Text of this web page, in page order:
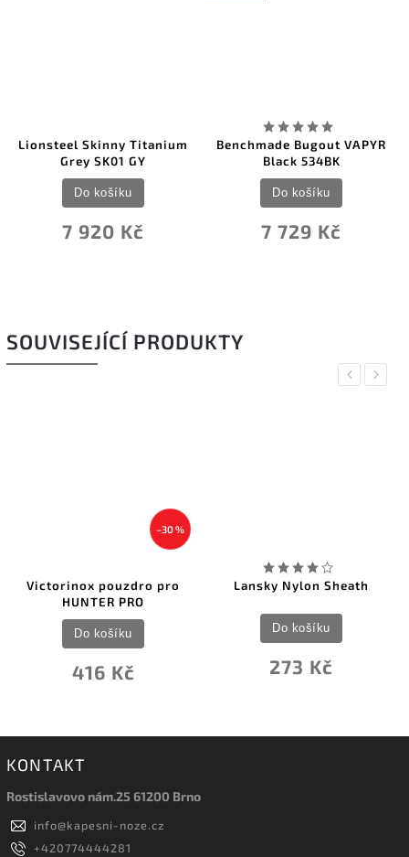
Lionsteel Skinny Titanium
Grey SK01 GY
7 920 Kč
Do košíku
Benchmade Bugout VAPYR
Black 534BK
7 729 Kč
Do košíku
SOUVISEJÍCÍ PRODUKTY
Previous
–30 %
Victorinox pouzdro pro
HUNTER PRO
416 Kč
Do košíku
Lansky Nylon Sheath
273 Kč
Do košíku
Next
KONTAKT
Rostislavovo nám.25 61200 Brno
info@kapesni-noze.cz
+420774444281